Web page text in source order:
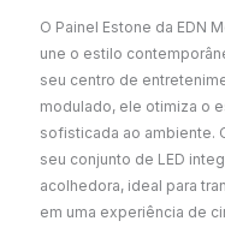
O Painel Estone da EDN
une o estilo
seu centro de
modulado, ele otimiza o
sofisticada ao ambiente.
seu conjunto de LED
acolhedora, ideal para
em uma experiência de